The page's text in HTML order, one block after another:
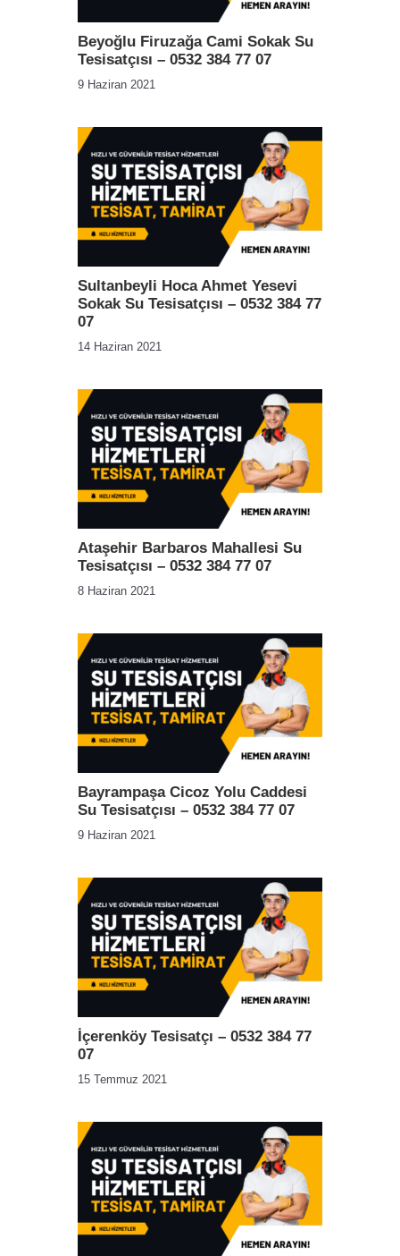
Beyoğlu Firuzağa Cami Sokak Su
Tesisatçısı – 0532 384 77 07
9 Haziran 2021
Sultanbeyli Hoca Ahmet Yesevi
Sokak Su Tesisatçısı – 0532 384 77
07
14 Haziran 2021
Ataşehir Barbaros Mahallesi Su
Tesisatçısı – 0532 384 77 07
8 Haziran 2021
Bayrampaşa Cicoz Yolu Caddesi
Su Tesisatçısı – 0532 384 77 07
9 Haziran 2021
İçerenköy Tesisatçı – 0532 384 77
07
15 Temmuz 2021